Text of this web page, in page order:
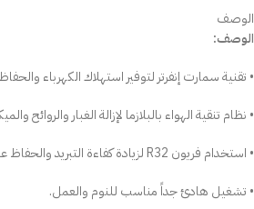
الوصف
الوصف:
• تقنية سمارت إنفرتر لتوفير استهلاك الكهرباء
• نظام تنقية الهواء بالبلازما لإزالة الغبار والروائح
• استخدام فريون R32 لزيادة كفاءة التبريد والحفاظ على البيئة.
• تشغيل هادئ جداً مناسب للنوم والعمل.